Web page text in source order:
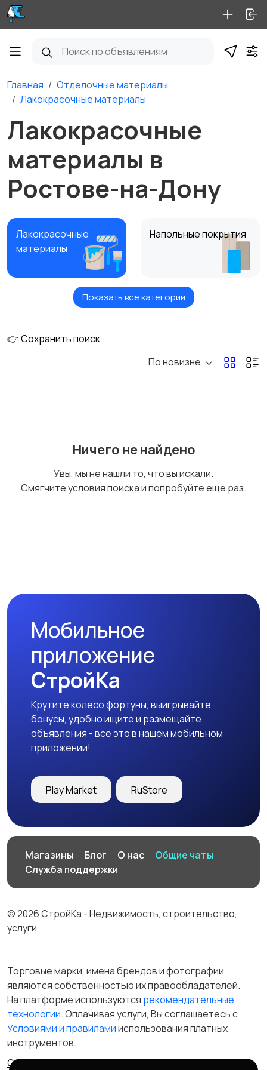
Главная
Отделочные материалы
Лакокрасочные материалы
Лакокрасочные
материалы в
Ростове-на-Дону
Лакокрасочные
материалы
Напольные покрытия
Плитка и камни Потолки
Показать все категории
👉 Сохранить поиск
По новизне
Ничего не найдено
Увы, мы не нашли то, что вы искали.
Смягчите условия поиска и попробуйте еще раз.
Мобильное
приложение
СтройКа
Крутите колесо фортуны, выигрывайте
бонусы, удобно ищите и размещайте
объявления - все это в нашем мобильном
приложении!
Play Market RuStore
Магазины Блог О нас
Общие чаты
Служба поддержки
© 2026 СтройКа - Недвижимость, строительство,
услуги
Торговые марки, имена брендов и фотографии
являются собственностью их правообладателей.
На платформе используются рекомендательные
технологии. Оплачивая услуги, Вы соглашаетесь c
Условиями и правиламииспользования платных
инструментов.
Отказ от ответственности
Правила сервиса